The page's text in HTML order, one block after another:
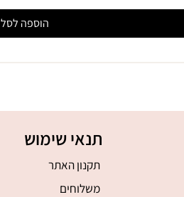
הוספה לסל
תנאי שימוש
תקנון האתר
משלוחים